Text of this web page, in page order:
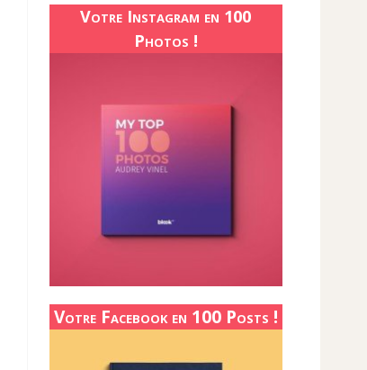
Votre Instagram en 100
Photos !
Votre Facebook en 100 Posts !